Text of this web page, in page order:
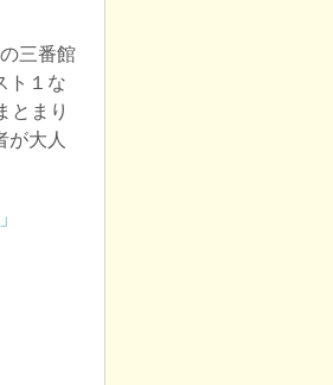
三番館
ト１な
とまり
が大人